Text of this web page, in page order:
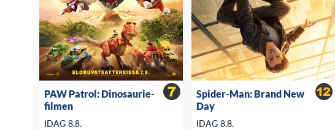
PAW Patrol: Dinosaurie-
filmen
IDAG 8.8.
Spider-Man: Brand New
Day
IDAG 8.8.